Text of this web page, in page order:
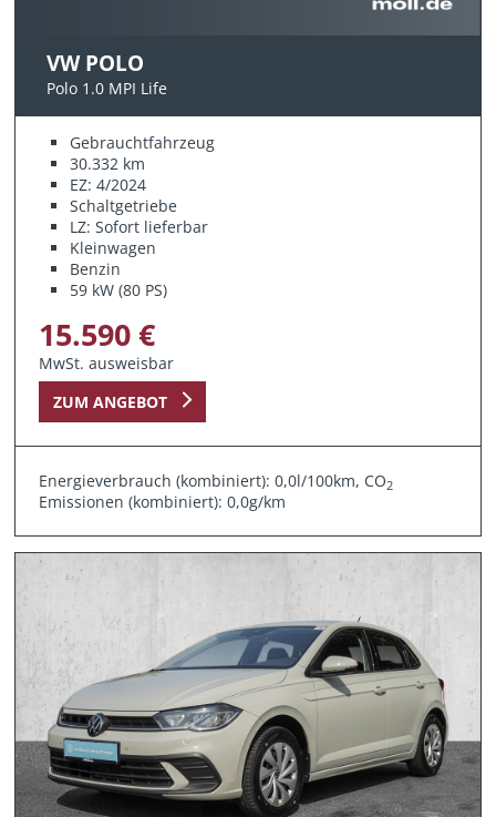
VW POLO
Polo 1.0 MPI Life
Gebrauchtfahrzeug
30.332 km
EZ: 4/2024
Schaltgetriebe
LZ: Sofort lieferbar
Kleinwagen
Benzin
59 kW (80 PS)
15.590 €
MwSt. ausweisbar
ZUM ANGEBOT
Energieverbrauch (kombiniert): 0,0l/100km, CO2
Emissionen (kombiniert): 0,0g/km